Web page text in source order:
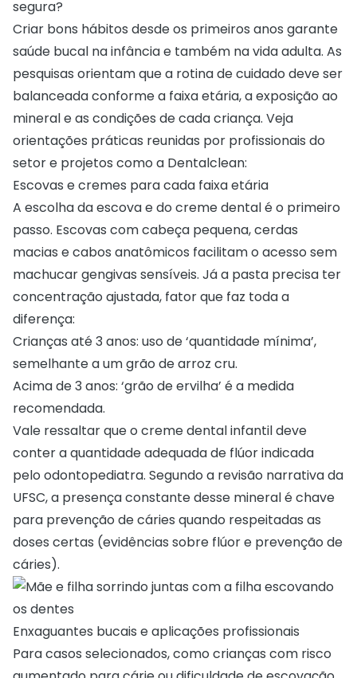
segura?
Criar bons hábitos desde os primeiros anos garante
saúde bucal na infância e também na vida adulta. As
pesquisas orientam que a rotina de cuidado deve ser
balanceada conforme a faixa etária, a exposição ao
mineral e as condições de cada criança. Veja
orientações práticas reunidas por profissionais do
setor e projetos como a Dentalclean:
Escovas e cremes para cada faixa etária
A escolha da escova e do creme dental é o primeiro
passo. Escovas com cabeça pequena, cerdas
macias e cabos anatômicos facilitam o acesso sem
machucar gengivas sensíveis. Já a pasta precisa ter
concentração ajustada, fator que faz toda a
diferença:
Crianças até 3 anos: uso de ‘quantidade mínima’,
semelhante a um grão de arroz cru.
Acima de 3 anos: ‘grão de ervilha’ é a medida
recomendada.
Vale ressaltar que o creme dental infantil deve
conter a quantidade adequada de flúor indicada
pelo odontopediatra. Segundo a revisão narrativa da
UFSC, a presença constante desse mineral é chave
para prevenção de cáries quando respeitadas as
doses certas (evidências sobre flúor e prevenção de
cáries).
Enxaguantes bucais e aplicações profissionais
Para casos selecionados, como crianças com risco